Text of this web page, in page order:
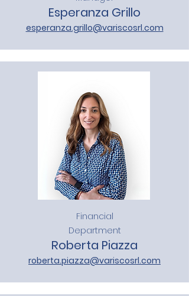
Esperanza Grillo
esperanza.grillo@variscosrl.com
Financial
Department
Roberta Piazza
roberta.piazza@variscosrl.com